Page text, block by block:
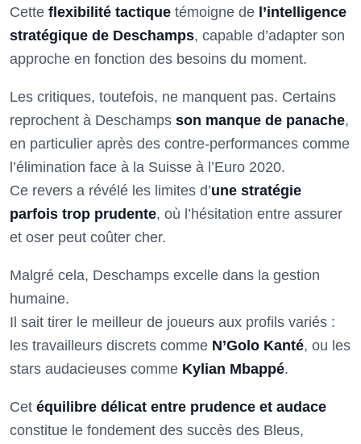
Cette flexibilité tactique témoigne de l’intelligence
stratégique de Deschamps, capable d’adapter son
approche en fonction des besoins du moment.
Les critiques, toutefois, ne manquent pas. Certains
reprochent à Deschamps son manque de panache,
en particulier après des contre-performances comme
l’élimination face à la Suisse à l’Euro 2020.
Ce revers a révélé les limites d’une stratégie
parfois trop prudente, où l’hésitation entre assurer
et oser peut coûter cher.
Malgré cela, Deschamps excelle dans la gestion
humaine.
Il sait tirer le meilleur de joueurs aux profils variés :
les travailleurs discrets comme N’Golo Kanté, ou les
stars audacieuses comme Kylian Mbappé.
Cet équilibre délicat entre prudence et audace
constitue le fondement des succès des Bleus,